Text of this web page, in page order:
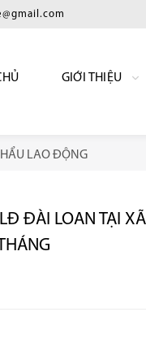
GIỚI THIỆU
LAO ĐỘNG
ĐÀI LOAN TẠI